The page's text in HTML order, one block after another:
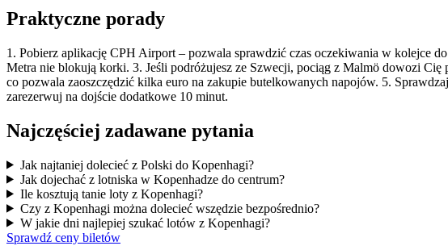
Praktyczne porady
1. Pobierz aplikację CPH Airport – pozwala sprawdzić czas oczekiwania w kolejce
Metra nie blokują korki. 3. Jeśli podróżujesz ze Szwecji, pociąg z Malmö dowozi
co pozwala zaoszczędzić kilka euro na zakupie butelkowanych napojów. 5.
zarezerwuj na dojście dodatkowe 10 minut.
Najczęściej zadawane pytania
Jak najtaniej dolecieć z Polski do Kopenhagi?
Jak dojechać z lotniska w Kopenhadze do centrum?
Ile kosztują tanie loty z Kopenhagi?
Czy z Kopenhagi można dolecieć wszędzie bezpośrednio?
W jakie dni najlepiej szukać lotów z Kopenhagi?
Sprawdź ceny biletów